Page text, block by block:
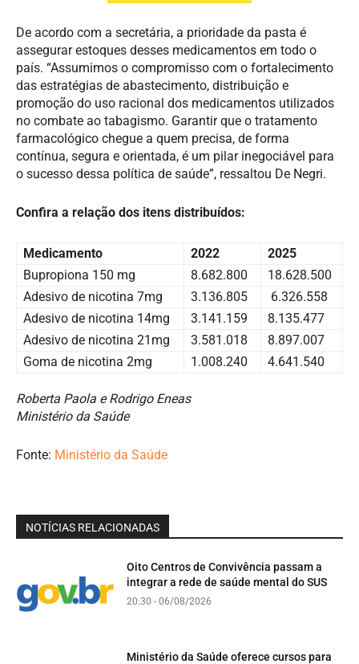
De acordo com a secretária, a prioridade da pasta é
assegurar estoques desses medicamentos em todo o
país. “Assumimos o compromisso com o fortalecimento
das estratégias de abastecimento, distribuição e
promoção do uso racional dos medicamentos utilizados
no combate ao tabagismo. Garantir que o tratamento
farmacológico chegue a quem precisa, de forma
contínua, segura e orientada, é um pilar inegociável para
o sucesso dessa política de saúde”, ressaltou De Negri.
Confira a relação dos itens distribuídos:
Medicamento 2022
2025
Bupropiona 150 mg
8.682.800
18.628.500
Adesivo de nicotina 7mg
3.136.805
6.326.558
Adesivo de nicotina 14mg
3.141.159
8.135.477
Adesivo de nicotina 21mg
3.581.018
8.897.007
Goma de nicotina 2mg
1.008.240 4.641.540
Roberta Paola e Rodrigo Eneas
Ministério da Saúde
Fonte: Ministério da Saúde
NOTÍCIAS RELACIONADAS
Oito Centros de Convivência passam a
integrar a rede de saúde mental do SUS
20:30 - 06/08/2026
Ministério da Saúde oferece cursos para